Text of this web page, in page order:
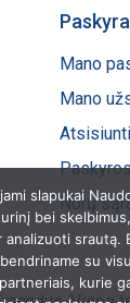
Paskyra
Mano
Mano
Norų
slapukai
bei
analizuoti srautą.
su
kurie